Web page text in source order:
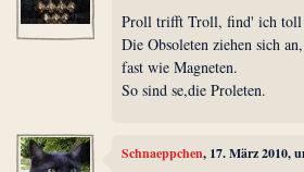
Proll trifft Troll, find' ich
Die Obsoleten ziehen sich an,
fast wie Magneten.
So sind se,die Proleten.
Schnaeppchen, 17. März 2010,